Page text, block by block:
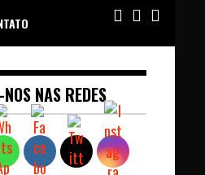
NAS REDES